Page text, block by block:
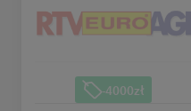
-4000zł